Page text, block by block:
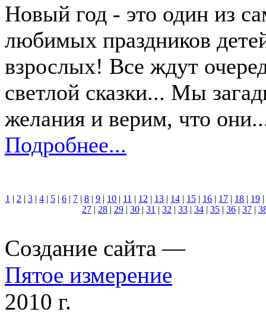
Новый год - это один из
любимых праздников
взрослых! Все ждут
светлой сказки... Мы
желания и верим, что
Подробнее...
1 | 2 | 3 | 4 | 5 | 6 | 7 | 8 | 9 | 10 | 11 | 12 | 13 | 14 | 15 | 16 | 17 | 18 | 19 |
27 | 28 | 29 | 30 | 31 | 32 | 33 | 34 | 35 | 36 | 37 |
Cоздание сайта —
Пятое измерение
2010 г.